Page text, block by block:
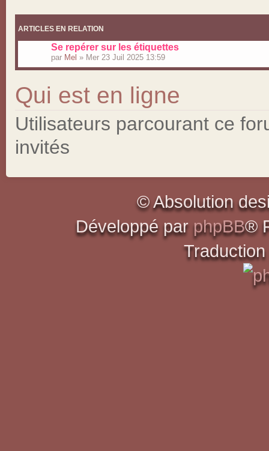
ARTICLES EN RELATION
Se repérer sur les étiquettes
par Mel » Mer 23 Juil 2025 13:59
Qui est en ligne
Utilisateurs parcourant ce
invités
© Absolution
Développé par phpBB®